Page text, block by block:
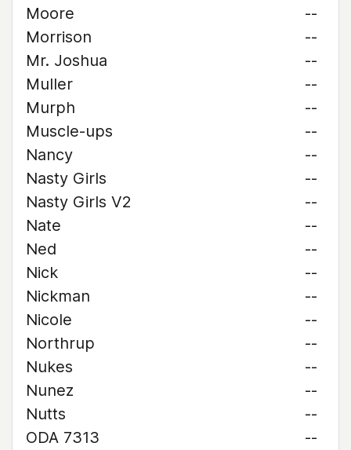
Moore
--
Morrison
--
Mr. Joshua
--
Muller
--
Murph
--
Muscle-ups
--
Nancy
--
Nasty Girls
--
Nasty Girls V2
--
Nate
--
Ned
--
Nick
--
Nickman
--
Nicole
--
Northrup
--
Nukes
--
Nunez
--
Nutts
--
ODA 7313
--